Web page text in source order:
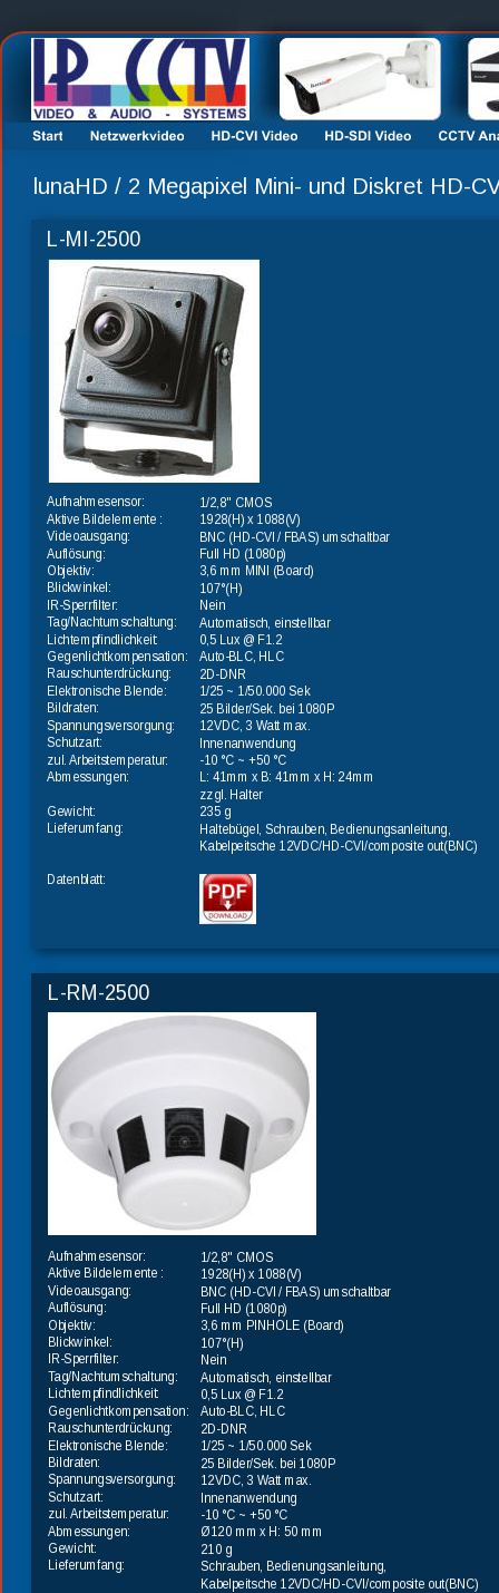
lunaHD / 2 Megapixel Mini- und Diskret HD-
L-MI-2500
Aufnahmesensor:
Aktive Bildelemente :
Videoausgang:
Auflösung:
Objektiv:
Blickwinkel:
IR-Sperrfilter:
Tag/Nachtumschaltung:
Lichtempfindlichkeit:
Gegenlichtkompensation:
Rauschunterdrückung:
Elektronische Blende:
Bildraten:
Spannungsversorgung:
Schutzart:
zul. Arbeitstemperatur:
Abmessungen:
Gewicht:
Lieferumfang:
Datenblatt:
1/2,8" CMOS
1928(H) x 1088(V)
BNC (HD-CVI / FBAS) umschaltbar
Full HD (1080p)
3,6 mm MINI (Board)
107°(H)
Nein
Automatisch, einstellbar
0,5 Lux @ F1.2
Auto-BLC, HLC
2D-DNR
1/25 ~ 1/50.000 Sek
25 Bilder/Sek. bei 1080P
12VDC, 3 Watt max.
Innenanwendung
-10 °C ~ +50 °C
L: 41mm x B: 41mm x H: 24mm
zzgl. Halter
235 g
Haltebügel, Schrauben, Bedienungsanleitung,
Kabelpeitsche 12VDC/HD-CVI/composite out(BNC)
L-RM-2500
Aufnahmesensor:
Aktive Bildelemente :
Videoausgang:
Auflösung:
Objektiv:
Blickwinkel:
IR-Sperrfilter:
Tag/Nachtumschaltung:
Lichtempfindlichkeit:
Gegenlichtkompensation:
Rauschunterdrückung:
Elektronische Blende:
Bildraten:
Spannungsversorgung:
Schutzart:
zul. Arbeitstemperatur:
Abmessungen:
Gewicht:
Lieferumfang:
1/2,8" CMOS
1928(H) x 1088(V)
BNC (HD-CVI / FBAS) umschaltbar
Full HD (1080p)
3,6 mm PINHOLE (Board)
107°(H)
Nein
Automatisch, einstellbar
0,5 Lux @ F1.2
Auto-BLC, HLC
2D-DNR
1/25 ~ 1/50.000 Sek
25 Bilder/Sek. bei 1080P
12VDC, 3 Watt max.
Innenanwendung
-10 °C ~ +50 °C
Ø120 mm x H: 50 mm
210 g
Schrauben, Bedienungsanleitung,
Kabelpeitsche 12VDC/HD-CVI/composite out(BNC)